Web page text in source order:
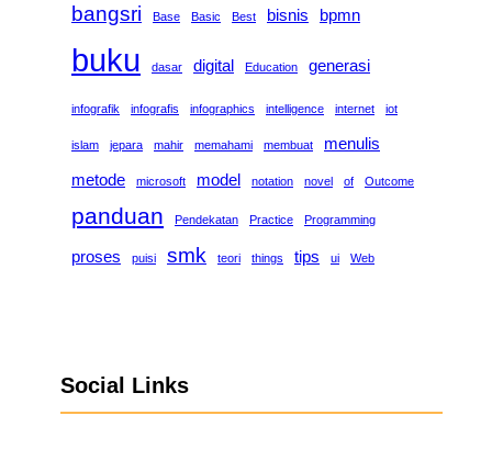
bangsri Base Basic Best bisnis bpmn
buku dasar digital Education generasi
infografik infografis infographics intelligence internet iot
islam jepara mahir memahami membuat
menulis
metode
microsoft model notation novel of Outcome
panduan Pendekatan Practice Programming
proses puisi smk teori things tips ui Web
Social Links